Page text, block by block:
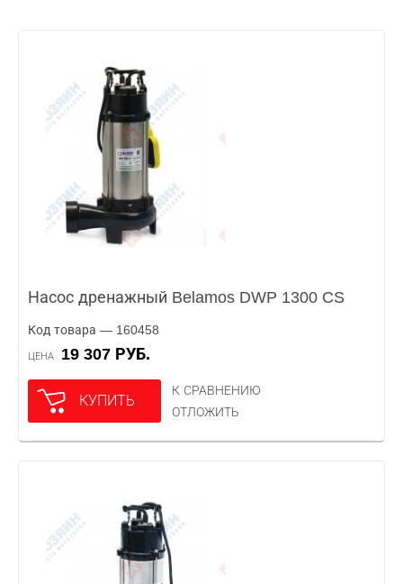
Насос дренажный Belamos DWP 1300 CS
Код товара — 160458
ЦЕНА 19 307 РУБ.
КУПИТЬ
К СРАВНЕНИЮ
ОТЛОЖИТЬ